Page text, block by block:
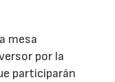
mesa
por la
participarán